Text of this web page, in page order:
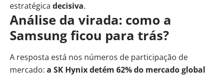
estratégica decisiva.
Análise da virada: como a
Samsung ficou para trás?
A resposta está nos números de participação de
mercado: a SK Hynix detém 62% do mercado global